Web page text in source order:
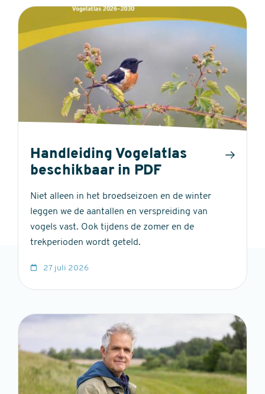
Handleiding Vogelatlas
beschikbaar in PDF
Niet alleen in het broedseizoen en de winter
leggen we de aantallen en verspreiding van
vogels vast. Ook tijdens de zomer en de
trekperioden wordt geteld.
27 juli 2026